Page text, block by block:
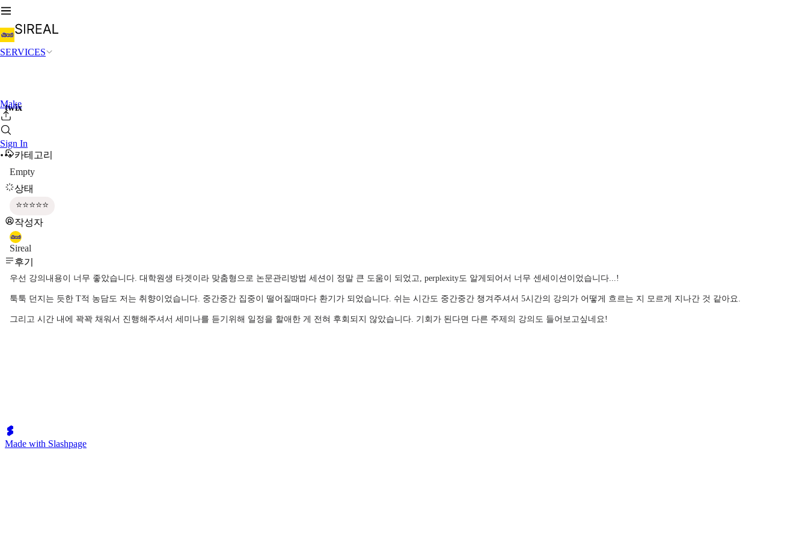
SERVICES
Make
Sign In
twix
카테고리
Empty
상태
⭐⭐⭐⭐⭐
작성자
Sireal
후기
우선 강의내용이 너무 좋았습니다. 대학원생 타겟이라 맞춤형으로 논문관리방법 세션이 정말 큰 도움이 되었고, perplexity도 알게되어서 너무 센세이션이었습니다...!
툭툭 던지는 듯한 T적 농담도 저는 취향이었습니다. 중간중간 집중이 떨어질때마다 환기가 되었습니다. 쉬는 시간도 중간중간 챙겨주셔서 5시간의 강의가 어떻게 흐르는 지 모르게 지나간 것 같아요.
그리고 시간 내에 꽉꽉 채워서 진행해주셔서 세미나를 듣기위해 일정을 할애한 게 전혀 후회되지 않았습니다. 기회가 된다면 다른 주제의 강의도 들어보고싶네요!
Made with Slashpage